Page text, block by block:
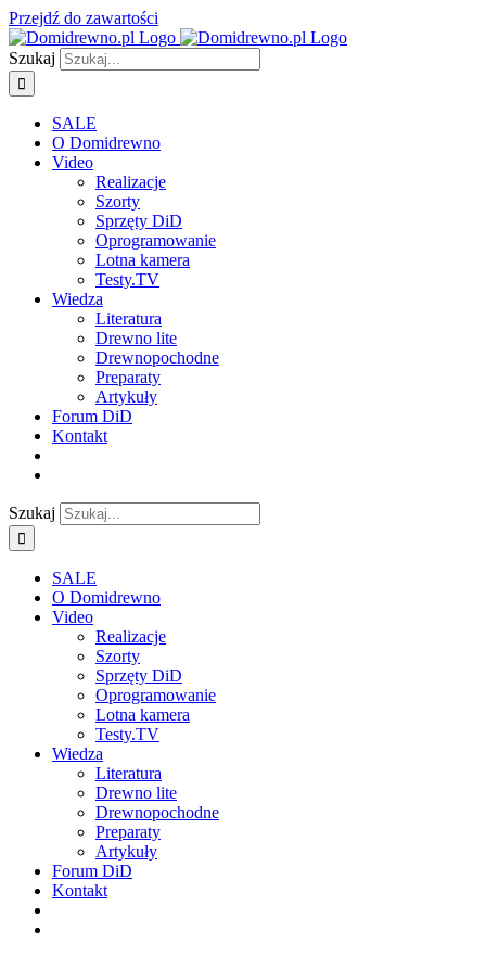
Przejdź do zawartości
Szukaj
SALE
O Domidrewno
Video
Realizacje
Szorty
Sprzęty DiD
Oprogramowanie
Lotna kamera
Testy.TV
Wiedza
Literatura
Drewno lite
Drewnopochodne
Preparaty
Artykuły
Forum DiD
Kontakt
Szukaj
SALE
O Domidrewno
Video
Realizacje
Szorty
Sprzęty DiD
Oprogramowanie
Lotna kamera
Testy.TV
Wiedza
Literatura
Drewno lite
Drewnopochodne
Preparaty
Artykuły
Forum DiD
Kontakt